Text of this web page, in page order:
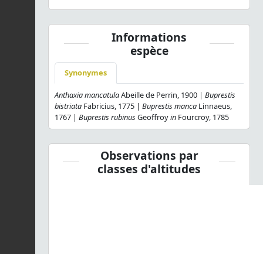
Informations
espèce
Synonymes
Anthaxia mancatulaAbeille de Perrin, 1900 | Buprestis
bistriata Fabricius, 1775 | Buprestis manca Linnaeus,
1767 | Buprestis rubinus Geoffroyin Fourcroy, 1785
Observations par
classes d'altitudes